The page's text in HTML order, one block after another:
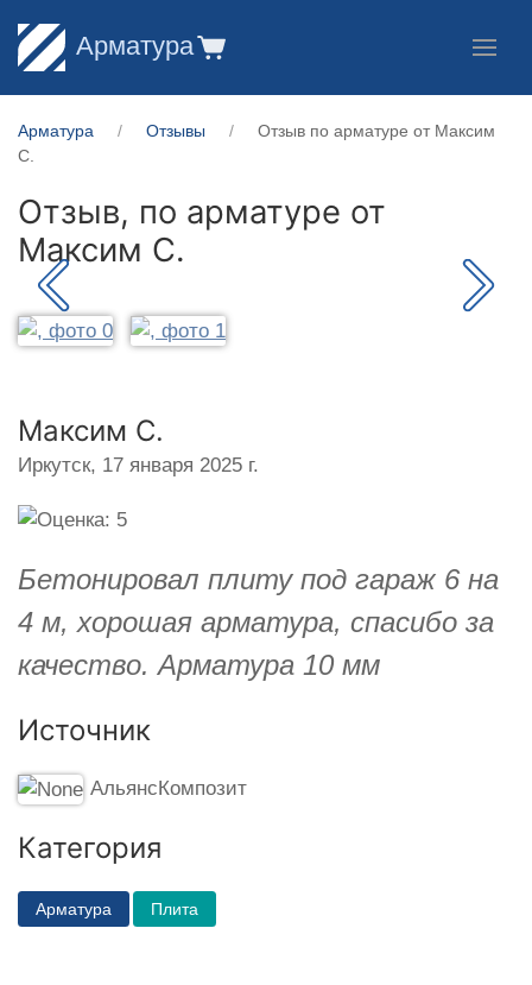
Арматура
Арматура Отзывы
Отзыв по арматуре от Максим
С.
Отзыв, по арматуре от
Максим С.
Максим С.
Иркутск, 17 января 2025 г.
Бетонировал плиту под гараж 6 на
4 м, хорошая арматура, спасибо за
качество. Арматура 10 мм
Источник
АльянсКомпозит
Категория
Арматура Плита